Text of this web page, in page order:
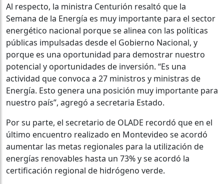
Al respecto, la ministra Centurión resaltó que la
Semana de la Energía es muy importante para el sector
energético nacional porque se alinea con las políticas
públicas impulsadas desde el Gobierno Nacional, y
porque es una oportunidad para demostrar nuestro
potencial y oportunidades de inversión. “Es una
actividad que convoca a 27 ministros y ministras de
Energía. Esto genera una posición muy importante para
nuestro país”, agregó a secretaria Estado.
Por su parte, el secretario de OLADE recordó que en el
último encuentro realizado en Montevideo se acordó
aumentar las metas regionales para la utilización de
energías renovables hasta un 73% y se acordó la
certificación regional de hidrógeno verde.